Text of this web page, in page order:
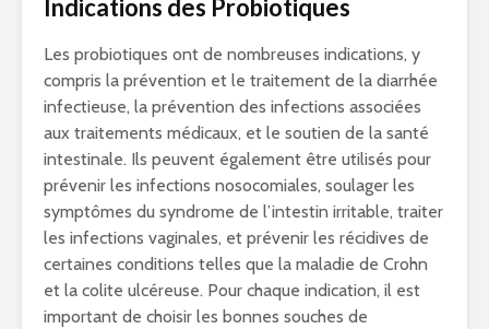
Indications des Probiotiques
Les probiotiques ont de nombreuses indications, y
compris la prévention et le traitement de la diarrhée
infectieuse, la prévention des infections associées
aux traitements médicaux, et le soutien de la santé
intestinale. Ils peuvent également être utilisés pour
prévenir les infections nosocomiales, soulager les
symptômes du syndrome de l’intestin irritable, traiter
les infections vaginales, et prévenir les récidives de
certaines conditions telles que la maladie de Crohn
et la colite ulcéreuse. Pour chaque indication, il est
important de choisir les bonnes souches de